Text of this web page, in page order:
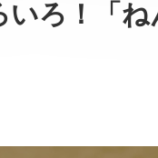
ろ！「